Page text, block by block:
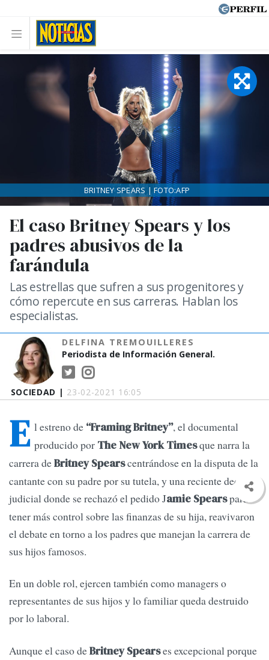
SOCIEDAD | 23-02-2021 16:05
El caso Britney Spears y los
padres abusivos de la
farándula
Las estrellas que sufren a sus progenitores y
cómo repercute en sus carreras. Hablan los
especialistas.
DELFINA TREMOUILLERES
Periodista de Información General.
BRITNEY SPEARS | FOTO:AFP
E l estreno de “Framing Britney”, el documental
producido por The New York Timesque narra la
carrera deBritney Spearscentrándose en la disputa de la
cantante con su padre por su tutela, y una reciente decisión
judicial donde se rechazó el pedido Jamie Spearspara
tener más control sobre las finanzas de su hija, reavivaron
el debate en torno a los padres que manejan la carrera de
sus hijos famosos.
En un doble rol, ejercen también como managers o
representantes de sus hijos y lo familiar queda destruido
por lo laboral.
Aunque el caso deBritney Spearses excepcional porque